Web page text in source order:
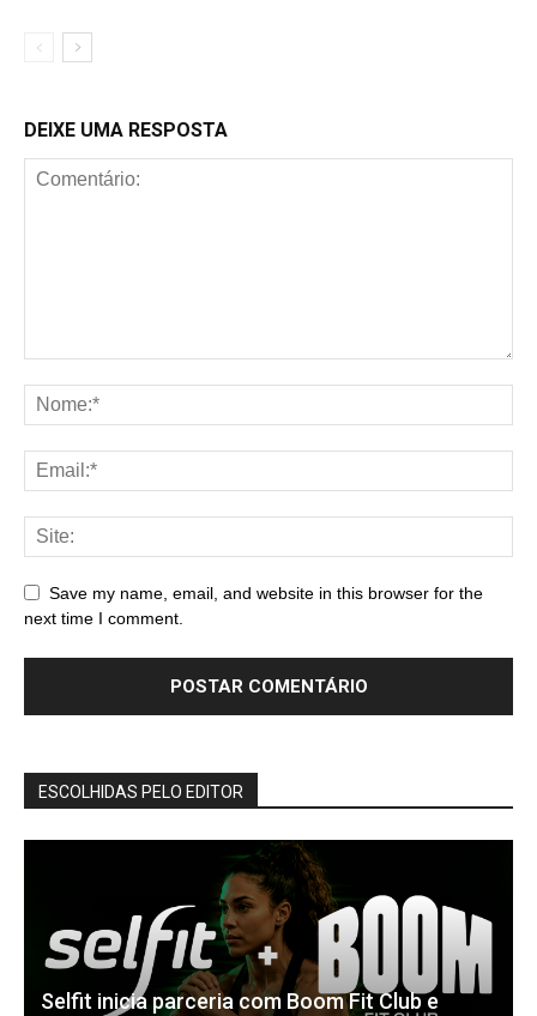
DEIXE UMA RESPOSTA
Save my name, email, and website in this browser for the
next time I comment.
ESCOLHIDAS PELO EDITOR
Selfit inicia parceria com Boom Fit Club e